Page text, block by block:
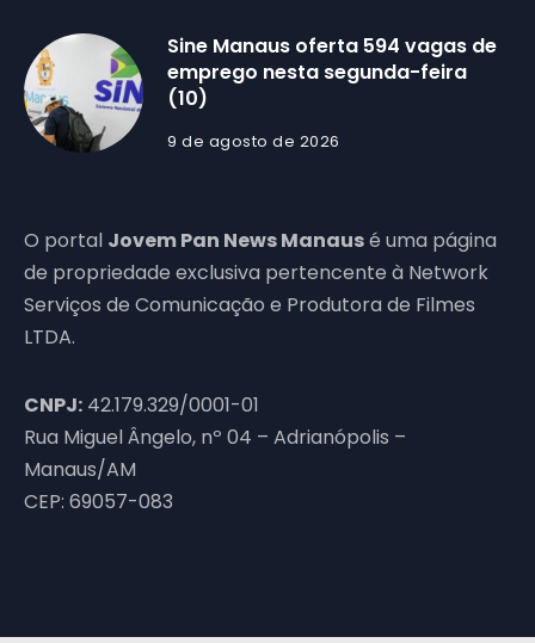
Sine Manaus oferta 594 vagas de
emprego nesta segunda-feira
(10)
9 de agosto de 2026
O portal Jovem Pan News Manausé uma página
de propriedade exclusiva pertencente à Network
Serviços de Comunicação e Produtora de Filmes
LTDA.
CNPJ: 42.179.329/0001-01
Rua Miguel Ângelo, nº 04 – Adrianópolis –
Manaus/AM
CEP: 69057-083